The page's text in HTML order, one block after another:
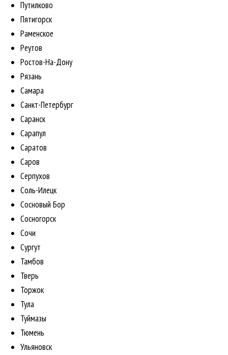
Путилково
Пятигорск
Раменское
Реутов
Ростов-На-Дону
Рязань
Самара
Санкт-Петербург
Саранск
Сарапул
Саратов
Саров
Серпухов
Соль-Илецк
Сосновый Бор
Сосногорск
Сочи
Сургут
Тамбов
Тверь
Торжок
Тула
Туймазы
Тюмень
Ульяновск